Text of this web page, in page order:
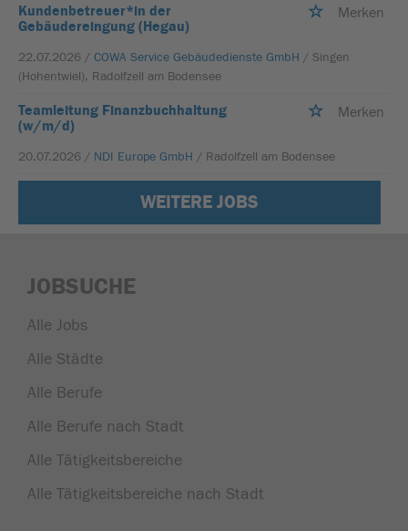
Kundenbetreuer*in der
Gebäudereingung (Hegau)
Merken
22.07.2026 / COWA Service Gebäudedienste GmbH / Singen
(Hohentwiel), Radolfzell am Bodensee
Teamleitung Finanzbuchhaltung
(w/m/d)
Merken
20.07.2026 / NDI Europe GmbH / Radolfzell am Bodensee
WEITERE JOBS
JOBSUCHE
Alle Jobs
Alle Städte
Alle Berufe
Alle Berufe nach Stadt
Alle Tätigkeitsbereiche
Alle Tätigkeitsbereiche nach Stadt